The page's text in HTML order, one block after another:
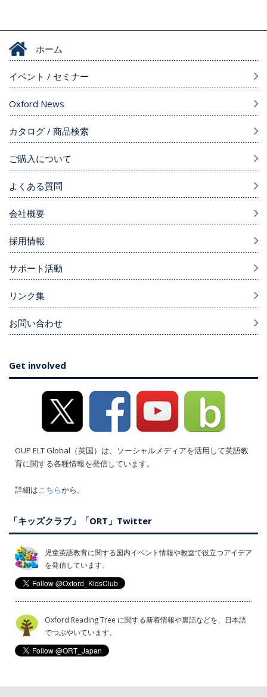
ホーム
イベント / セミナー
Oxford News
カタログ / 商品検索
ご購入について
よくある質問
会社概要
採用情報
サポート活動
リンク集
お問い合わせ
Get involved
OUP ELT Global（英国）は、ソーシャルメディアを活用して英語教
育に関する各種情報を発信しています。
詳細はこちらから。
「キッズクラブ」「ORT」Twitter
児童英語教育に関する国内イベント情報や教室で役立つアイデア
を発信しています。
Oxford Reading Tree に関する新着情報や裏話などを、日本語
でつぶやいています。